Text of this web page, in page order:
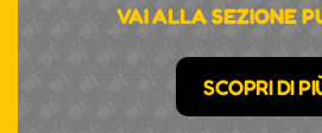
VAI ALLA SEZIONE
SCOPRI DI